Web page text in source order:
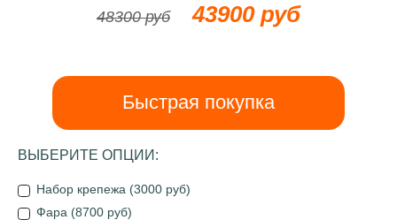
48300 руб 43900 руб
Быстрая покупка
ВЫБЕРИТЕ ОПЦИИ:
Набор крепежа (3000 руб)
Фара (8700 руб)